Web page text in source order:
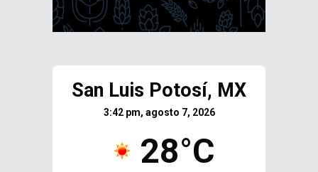
San Luis Potosí, MX
3:42 pm, agosto 7, 2026
28°C